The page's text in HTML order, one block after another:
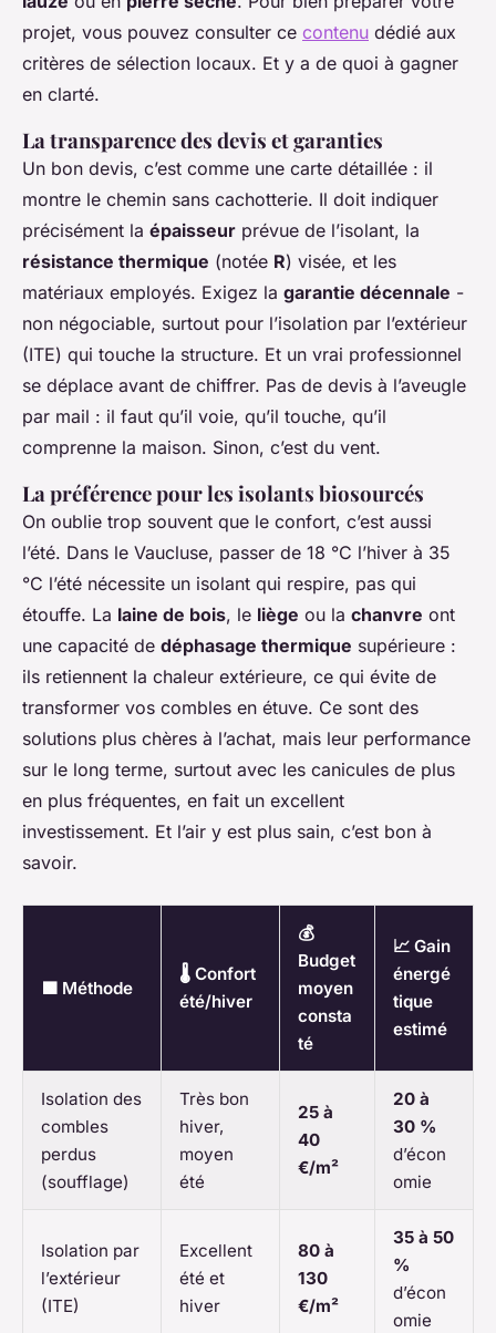
projet, vous pouvez consulter ce contenu dédié aux
critères de sélection locaux. Et y a de quoi à gagner
en clarté.
La transparence des devis et garanties
Un bon devis, c’est comme une carte détaillée : il
montre le chemin sans cachotterie. Il doit indiquer
précisément la épaisseur prévue de l’isolant, la
résistance thermique (notée R) visée, et les
matériaux employés. Exigez la garantie décennale -
non négociable, surtout pour l’isolation par l’extérieur
(ITE) qui touche la structure. Et un vrai professionnel
se déplace avant de chiffrer. Pas de devis à l’aveugle
par mail : il faut qu’il voie, qu’il touche, qu’il
comprenne la maison. Sinon, c’est du vent.
La préférence pour les isolants biosourcés
On oublie trop souvent que le confort, c’est aussi
l’été. Dans le Vaucluse, passer de 18 °C l’hiver à 35
°C l’été nécessite un isolant qui respire, pas qui
étouffe. La laine de bois, le liège ou la chanvre ont
une capacité de déphasage thermique supérieure :
ils retiennent la chaleur extérieure, ce qui évite de
transformer vos combles en étuve. Ce sont des
solutions plus chères à l’achat, mais leur performance
sur le long terme, surtout avec les canicules de plus
en plus fréquentes, en fait un excellent
investissement. Et l’air y est plus sain, c’est bon à
savoir.
🟩 Méthode
🌡️ Confort
été/hiver
💰
Budget
moyen
consta
té
📈 Gain
énergé
tique
estimé
Isolation des
combles
perdus
(soufflage)
Très bon
hiver,
moyen
été
25 à
40
€/m²
20 à
30 %
d’écon
omie
Isolation par
l’extérieur
(ITE)
Excellent
été et
hiver
80 à
130
€/m²
35 à 50
%
d’écon
omie